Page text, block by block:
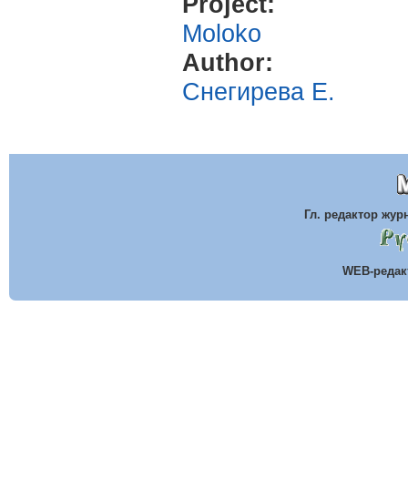
Moloko
Author:
Снегирева Е.
Гл. редактор
WEB-